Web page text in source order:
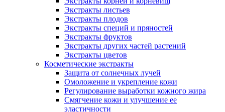
Экстракты листьев
Экстракты плодов
Экстракты специй и пряностей
Экстракты фруктов
Экстракты других частей растений
Экстракты цветов
Косметические экстракты
Защита от солнечных лучей
Омоложение и укрепление кожи
Регулирование выработки кожного жира
Смягчение кожи и улучшение ее
эластичности